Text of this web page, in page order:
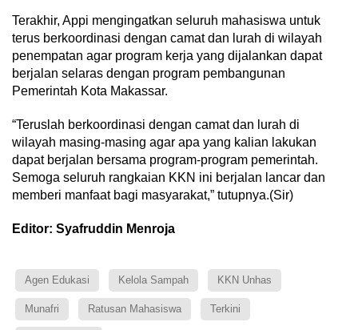
Terakhir, Appi mengingatkan seluruh mahasiswa untuk
terus berkoordinasi dengan camat dan lurah di wilayah
penempatan agar program kerja yang dijalankan dapat
berjalan selaras dengan program pembangunan
Pemerintah Kota Makassar.
“Teruslah berkoordinasi dengan camat dan lurah di
wilayah masing-masing agar apa yang kalian lakukan
dapat berjalan bersama program-program pemerintah.
Semoga seluruh rangkaian KKN ini berjalan lancar dan
memberi manfaat bagi masyarakat,” tutupnya.(Sir)
Editor: Syafruddin Menroja
Agen Edukasi Kelola Sampah KKN Unhas
Munafri Ratusan Mahasiswa Terkini